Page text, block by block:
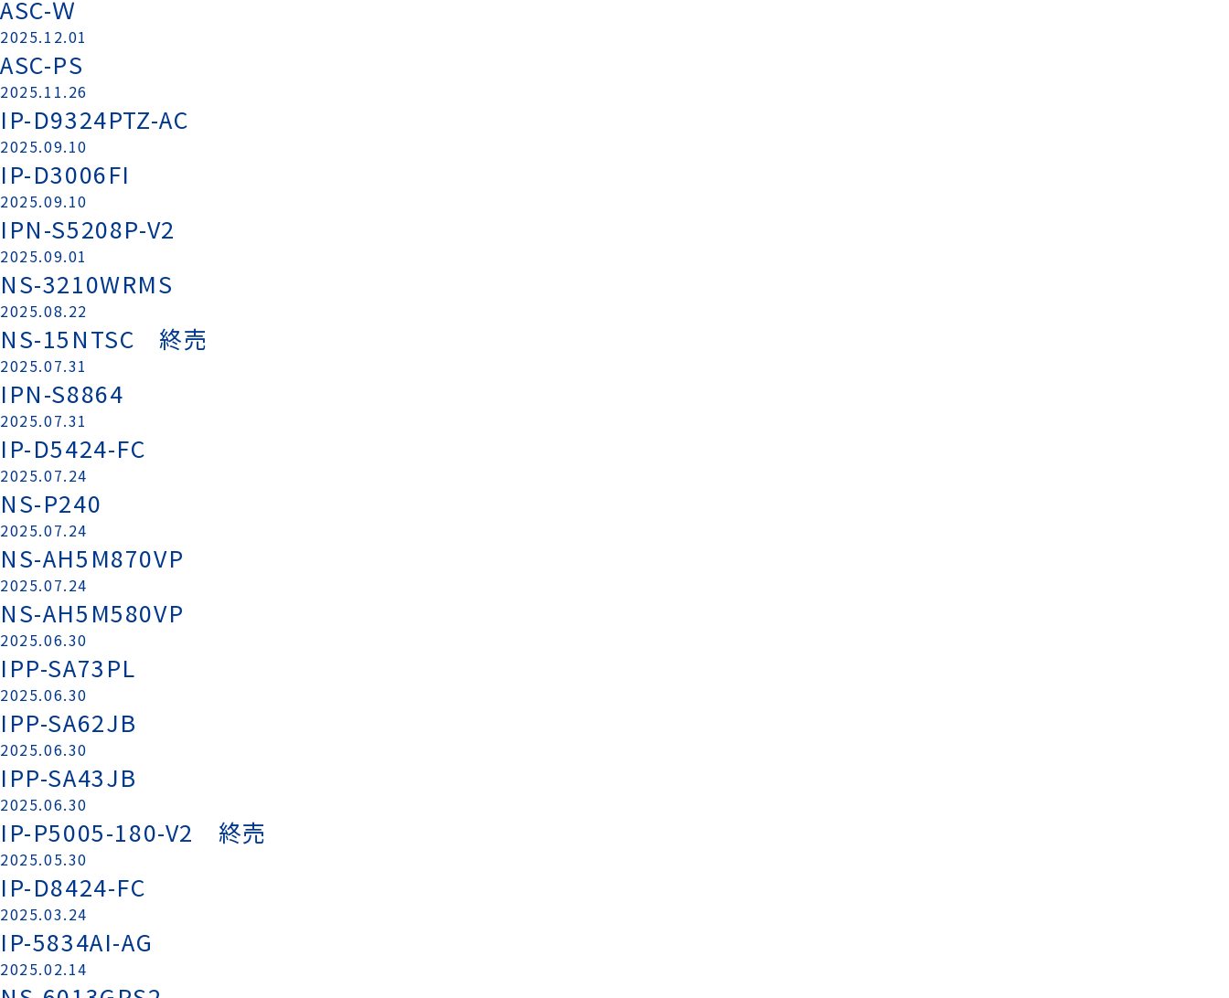
ASC-Ｗ
2025.12.01
ASC-PS
2025.11.26
IP-D9324PTZ-AC
2025.09.10
IP-D3006FI
2025.09.10
IPN-S5208P-V2
2025.09.01
NS-3210WRMS
2025.08.22
NS-15NTSC 終売
2025.07.31
IPN-S8864
2025.07.31
IP-D5424-FC
2025.07.24
NS-P240
2025.07.24
NS-AH5M870VP
2025.07.24
NS-AH5M580VP
2025.06.30
IPP-SA73PL
2025.06.30
IPP-SA62JB
2025.06.30
IPP-SA43JB
2025.06.30
IP-P5005-180-V2 終売
2025.05.30
IP-D8424-FC
2025.03.24
IP-5834AI-AG
2025.02.14